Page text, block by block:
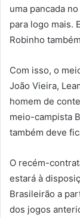
uma pancada
para logo mais.
Robinho
Com isso, o
João Vieira,
homem de
meio-campista
também deve
O recém-
estará à
Brasileirão a
dos jogos